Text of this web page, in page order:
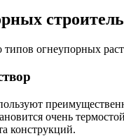
типов огнеупорных
очень
конструкций.